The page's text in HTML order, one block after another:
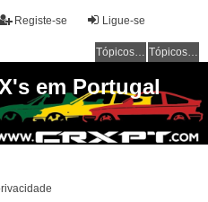
Ligue-se
Registe-se
Tópicos sem resposta Tópicos ativos
em Portugal